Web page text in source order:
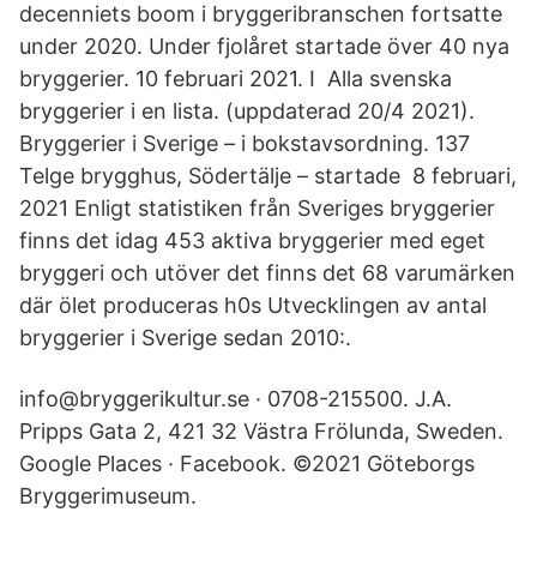
decenniets boom i bryggeribranschen fortsatte
under 2020. Under fjolåret startade över 40 nya
bryggerier. 10 februari 2021. I Alla svenska
bryggerier i en lista. (uppdaterad 20/4 2021).
Bryggerier i Sverige – i bokstavsordning. 137
Telge brygghus, Södertälje – startade 8 februari,
2021 Enligt statistiken från Sveriges bryggerier
finns det idag 453 aktiva bryggerier med eget
bryggeri och utöver det finns det 68 varumärken
där ölet produceras h0s Utvecklingen av antal
bryggerier i Sverige sedan 2010:.
info@bryggerikultur.se · 0708-215500. J.A.
Pripps Gata 2, 421 32 Västra Frölunda, Sweden.
Google Places · Facebook. ©2021 Göteborgs
Bryggerimuseum.